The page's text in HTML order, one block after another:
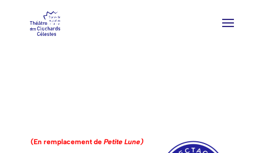
(En remplacement de Petite Lune)